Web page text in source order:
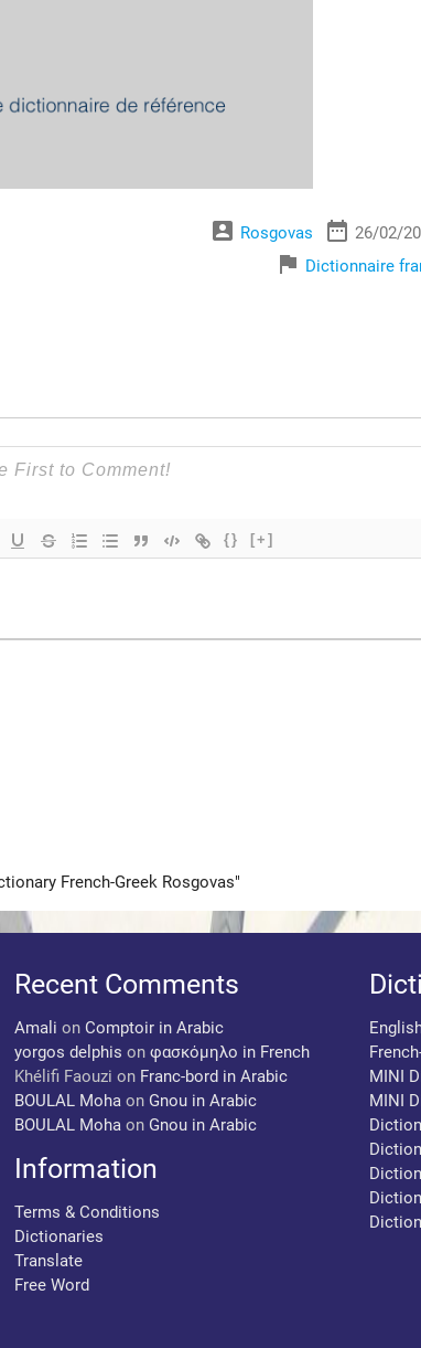
account_box Rosgovas date_range 26/02/
flag Dictionnaire
{} [+]
French-Greek Rosgovas"
Recent Comments
Amali onComptoir in Arabic
yorgos delphis onφασκόμηλο in French
Khélifi Faouzi on Franc-bord in Arabic
BOULAL Moha on Gnou in Arabic
BOULAL Moha on Gnou in Arabic
Information
Terms & Conditions
Dictionaries
Translate
Free Word
MINI
MINI